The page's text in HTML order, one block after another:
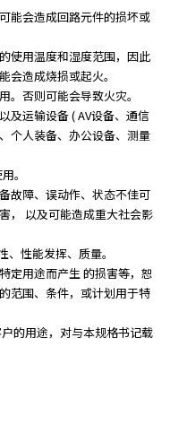
能会造成回路元件的损坏或
使用温度和湿度范围，因此
会造成烧损或起火。
。否则可能会导致火灾。
及运输设备 ( AV设备、通信
个人装备、办公设备、测量
。
故障、误动作、状态不佳可
， 以及可能造成重大社会影
性能发挥、质量。
定用途而产生 的损害等，恕
范围、条件，或计划用于特
的用途，对与本规格书记载